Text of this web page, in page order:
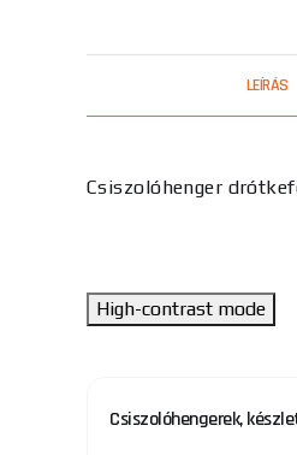
LEÍRÁS
Csiszolóhenger
High-contrast mode
Csiszolóhengerek,